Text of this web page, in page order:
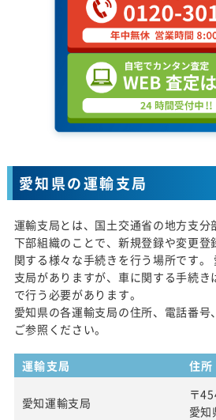
愛知県の運輸支局
運輸支局とは、国土交通省の地方支分
下部組織のことで、新規登録や変更登
関する様々な手続きを行う場所です
支局がありますが、車に関する手続き
で行う必要があります。
愛知県の各運輸支局の住所、電話番号
ご参照ください。
運輸支局 住所
愛知運輸支局
〒
愛